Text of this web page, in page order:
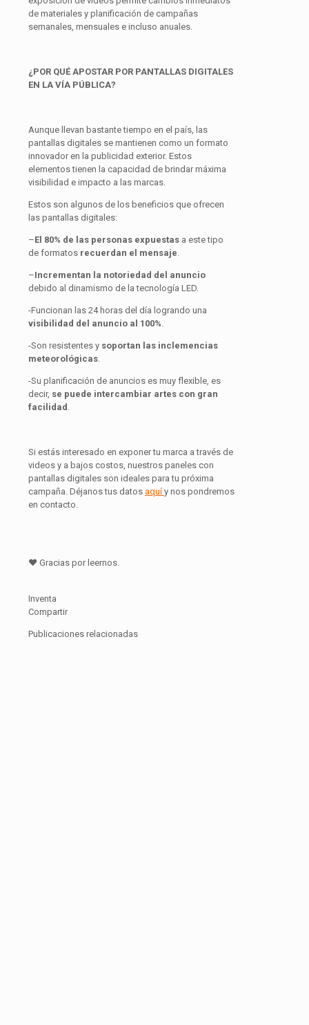
de materiales y planificación de campañas
semanales, mensuales e incluso anuales.
¿POR QUÉ APOSTAR POR PANTALLAS DIGITALES
EN LA VÍA PÚBLICA?
Aunque llevan bastante tiempo en el país, las
pantallas digitales se mantienen como un formato
innovador en la publicidad exterior. Estos
elementos tienen la capacidad de brindar máxima
visibilidad e impacto a las marcas.
Estos son algunos de los beneficios que ofrecen
las pantallas digitales:
–El 80% de las personas expuestas a este tipo
de formatos recuerdan el mensaje.
–Incrementan la notoriedad del anuncio
debido al dinamismo de la tecnología LED.
-Funcionan las 24 horas del día logrando una
visibilidad del anuncio al 100%.
-Son resistentes y soportan las inclemencias
meteorológicas.
-Su planificación de anuncios es muy flexible, es
decir, se puede intercambiar artes con gran
facilidad .
Si estás interesado en exponer tu marca a través de
videos y a bajos costos, nuestros paneles con
pantallas digitales son ideales para tu próxima
campaña. Déjanos tus datos aquíy nos pondremos
en contacto.
♥ Gracias por leernos.
Inventa
Compartir
Publicaciones relacionadas